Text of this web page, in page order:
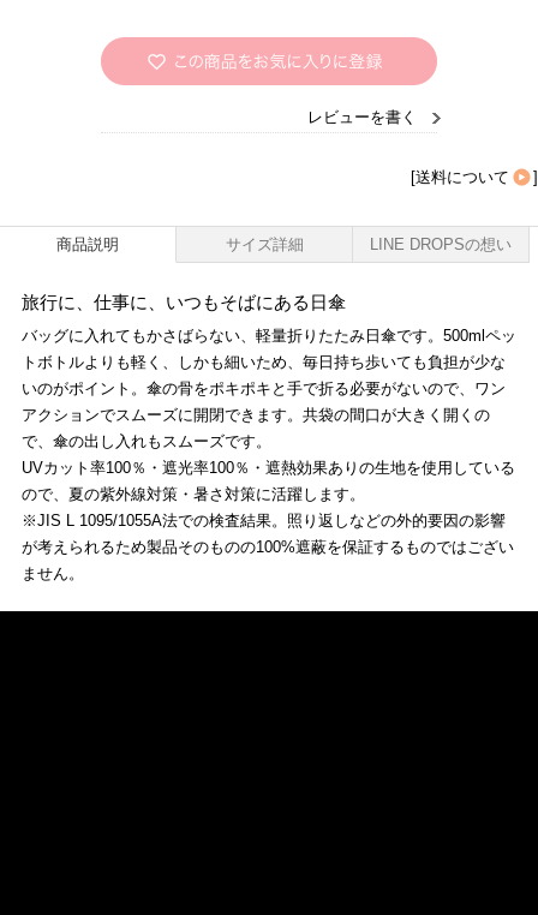
レビューを書く
[送料について ]
商品説明 サイズ詳細 LINE DROPSの想い
旅行に、仕事に、いつもそばにある日傘
バッグに入れてもかさばらない、軽量折りたたみ日傘です。500mlペッ
トボトルよりも軽く、しかも細いため、毎日持ち歩いても負担が少な
いのがポイント。傘の骨をポキポキと手で折る必要がないので、ワン
アクションでスムーズに開閉できます。共袋の間口が大きく開くの
で、傘の出し入れもスムーズです。
UVカット率100％・遮光率100％・遮熱効果ありの生地を使用している
ので、夏の紫外線対策・暑さ対策に活躍します。
※JIS L 1095/1055A法での検査結果。照り返しなどの外的要因の影響
が考えられるため製品そのものの100%遮蔽を保証するものではござい
ません。